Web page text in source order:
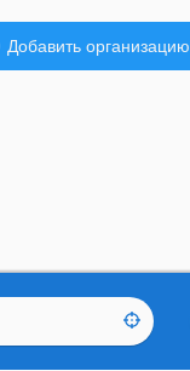
Добавить организацию